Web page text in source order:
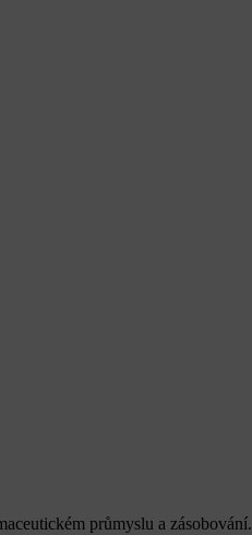
průmyslu a zásobování.